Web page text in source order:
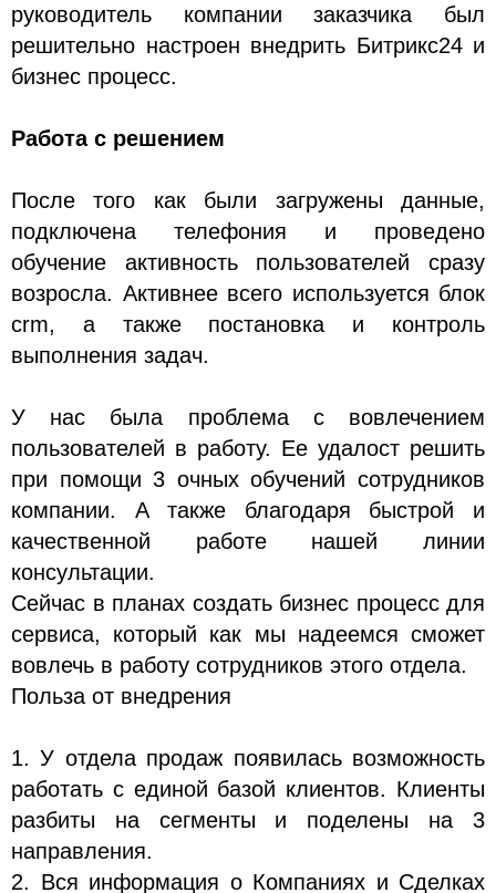
руководитель компании заказчика был
решительно настроен внедрить Битрикс24 и
бизнес процесс.
Работа с решением
После того как были загружены данные,
подключена телефония и проведено
обучение активность пользователей сразу
возросла. Активнее всего используется блок
crm, а также постановка и контроль
выполнения задач.
У нас была проблема с вовлечением
пользователей в работу. Ее удалост решить
при помощи 3 очных обучений сотрудников
компании. А также благодаря быстрой и
качественной работе нашей линии
консультации.
Сейчас в планах создать бизнес процесс для
сервиса, который как мы надеемся сможет
вовлечь в работу сотрудников этого отдела.
Польза от внедрения
1. У отдела продаж появилась возможность
работать с единой базой клиентов. Клиенты
разбиты на сегменты и поделены на 3
направления.
2. Вся информация о Компаниях и Сделках